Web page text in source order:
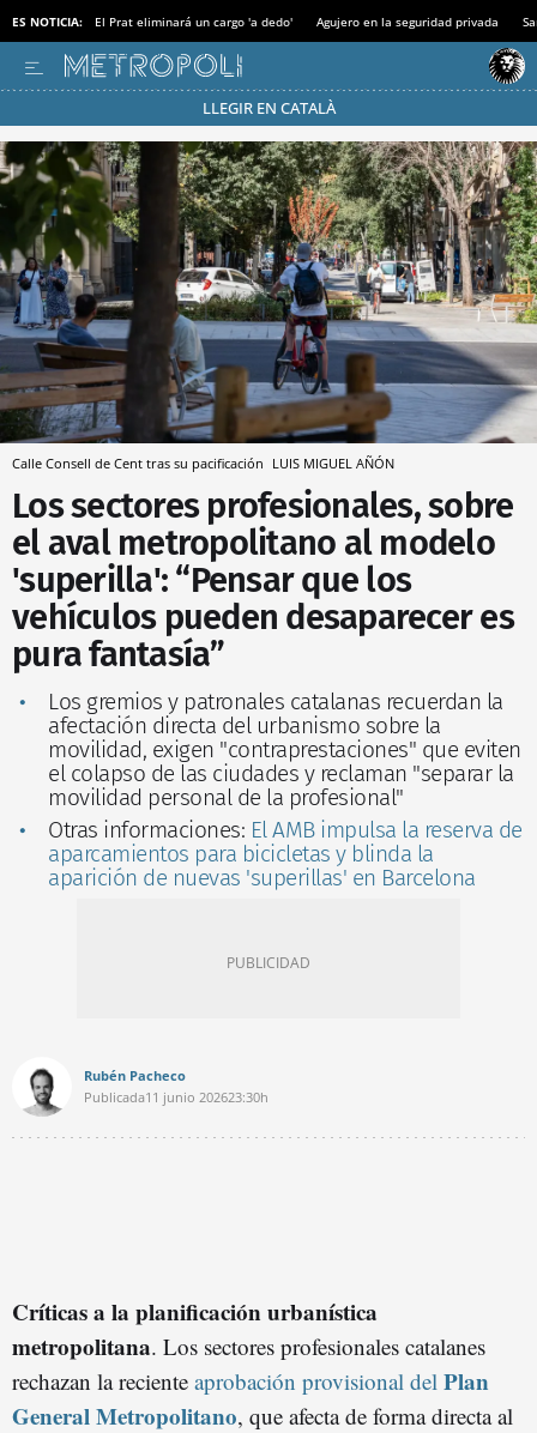
ES NOTICIA: El Prat eliminará un cargo 'a dedo' Agujero en la seguridad privada
LLEGIR EN CATALÀ
Pásate al MODO AHORRO
Calle Consell de Cent tras su pacificación LUIS MIGUEL AÑÓN
Los sectores profesionales, sobre
el aval metropolitano al modelo
'superilla': “Pensar que los
vehículos pueden desaparecer es
pura fantasía”
Los gremios y patronales catalanas recuerdan la
afectación directa del urbanismo sobre la
movilidad, exigen "contraprestaciones" que eviten
el colapso de las ciudades y reclaman "separar la
movilidad personal de la profesional"
Otras informaciones: El AMB impulsa la reserva de
aparcamientos para bicicletas y blinda la
aparición de nuevas 'superillas' en Barcelona
Rubén Pacheco
Publicada11 junio 202623:30h
Críticas a la planificación urbanística
metropolitana. Los sectores profesionales catalanes
rechazan la reciente aprobación provisional del Plan
General Metropolitano, que afecta de forma directa al